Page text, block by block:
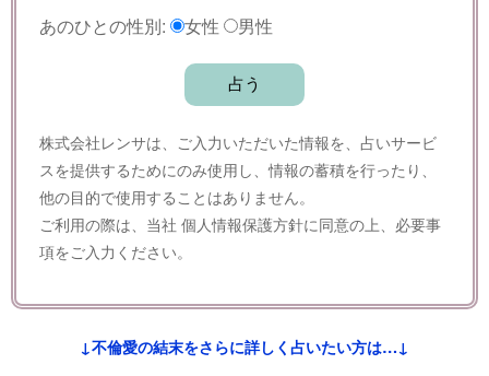
あのひとの性別: 女性 男性
株式会社レンサは、ご入力いただいた情報を、占いサービ
スを提供するためにのみ使用し、情報の蓄積を行ったり、
他の目的で使用することはありません。
ご利用の際は、当社個人情報保護方針に同意の上、必要事
項をご入力ください。
↓不倫愛の結末をさらに詳しく占いたい方は…↓